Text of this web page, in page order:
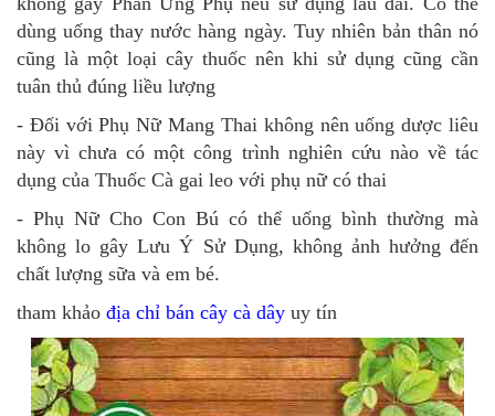
dùng uống thay nước hàng ngày. Tuy nhiên bản thân nó
cũng là một loại cây thuốc nên khi sử dụng cũng cần
tuân thủ đúng liều lượng
- Đối với Phụ Nữ Mang Thai không nên uống dược liêu
này vì chưa có một công trình nghiên cứu nào về tác
dụng của Thuốc Cà gai leo với phụ nữ có thai
- Phụ Nữ Cho Con Bú có thể uống bình thường mà
không lo gây Lưu Ý Sử Dụng, không ảnh hưởng đến
chất lượng sữa và em bé.
tham khảo địa chỉ bán cây cà dây uy tín